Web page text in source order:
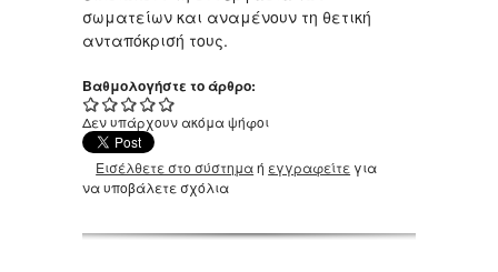
σωματείων και αναμένουν τη θετική
ανταπόκρισή τους.
Βαθμολογήστε το άρθρο:
Δεν υπάρχουν ακόμα ψήφοι
Εισέλθετε στο σύστημαή εγγραφείτε για
να υποβάλετε σχόλια